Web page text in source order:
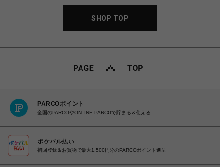
SHOP TOP
PARCOポイント
全国のPARCOやONLINE PARCOで貯まる＆使える
ポケパル払い
初回登録＆お買物で最大1,500円分のPARCOポイント進呈